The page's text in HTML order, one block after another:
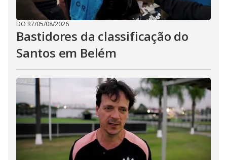
DO R7/05/08/2026
Bastidores da classificação do
Santos em Belém